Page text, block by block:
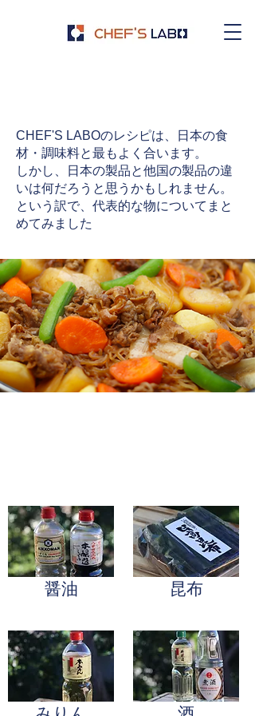
CHEF'S LABOのレシピは、日本の食
材・調味料と最もよく合います。
しかし、日本の製品と他国の製品の違
いは何だろうと思うかもしれません。
​という訳で、代表的な物についてまと
めてみました
醤油 昆布